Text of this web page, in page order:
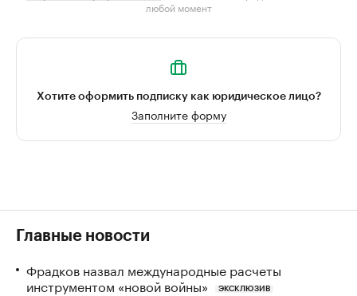
любой момент
Хотите оформить подписку как юридическое лицо?
Заполните форму
Главные новости
Фрадков назвал международные расчеты
инструментом «новой войны»
ЭКСКЛЮЗИВ